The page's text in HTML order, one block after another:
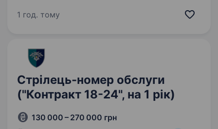
2022 року в умовах широкомасштабного
1 год. тому
Стрілець-номер обслуги
("Контракт 18-24", на 1 рік)
130 000 – 270 000 грн